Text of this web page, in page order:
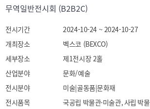
무역일반전시회 (B2B2C)
전시기간
2024-10-24 ~ 2024-10-27
개최장소
벡스코 (BEXCO)
세부장소
제1전시장 2홀
산업분야
문화/예술
전시분야
미술|골동품|문화재
전시품목
국공립 박물관·미술관, 사립 박